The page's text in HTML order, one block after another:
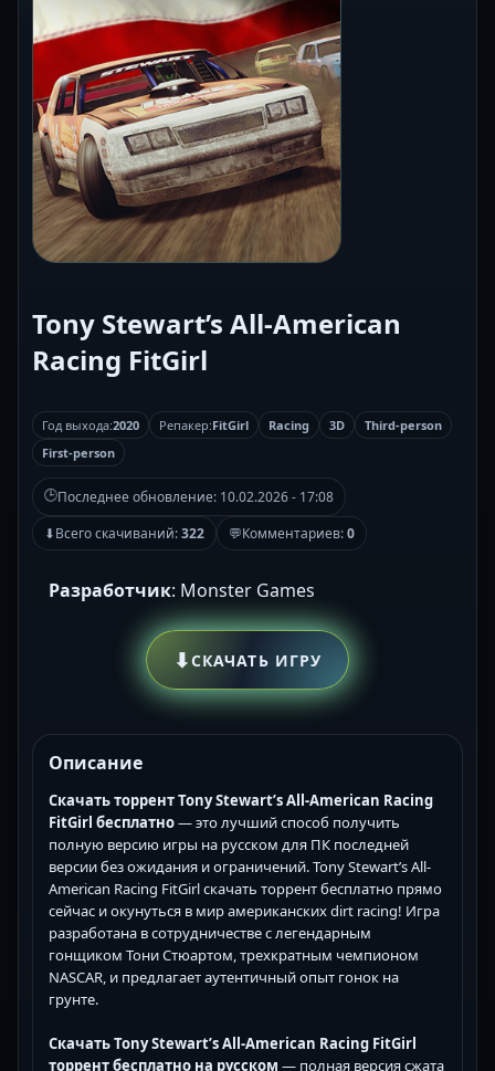
Tony Stewart’s All-American
Racing FitGirl
Год выхода:2020 Репакер:FitGirl Racing 3D
Third-person
First-person
🕒Последнее обновление: 10.02.2026 - 17:08
⬇Всего скачиваний:322 💬Комментариев:0
Разработчик: Monster Games
⬇СКАЧАТЬ ИГРУ
Описание
Скачать торрент Tony Stewart’s All-American Racing
FitGirl бесплатно— это лучший способ получить
полную версию игры на русском для ПК последней
версии без ожидания и ограничений. Tony Stewart’s All-
American Racing FitGirl скачать торрент бесплатно прямо
сейчас и окунуться в мир американских dirt racing! Игра
разработана в сотрудничестве с легендарным
гонщиком Тони Стюартом, трехкратным чемпионом
NASCAR, и предлагает аутентичный опыт гонок на
грунте.
Скачать Tony Stewart’s All-American Racing FitGirl
торрент бесплатно на русском — полная версия сжата